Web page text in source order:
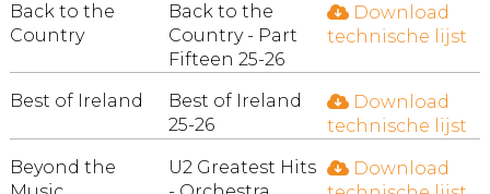
Back to the
Country
Back to the
Country - Part
Fifteen 25-26
Download
technische lijst
Best of Ireland
Best of Ireland
25-26
Download
technische lijst
Beyond the
U2 Greatest Hits
Download